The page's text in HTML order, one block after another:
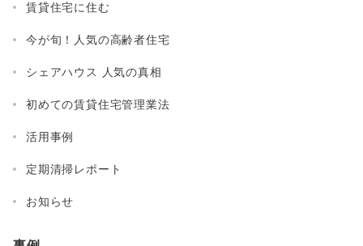
賃貸住宅に住む
今が旬！人気の高齢者住宅
シェアハウス 人気の真相
初めての賃貸住宅管理業法
活用事例
定期清掃レポート
お知らせ